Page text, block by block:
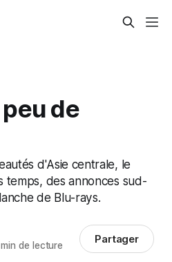
peu de
d'Asie centrale, le
temps, des annonces sud-
de Blu-rays.
de lecture Partager